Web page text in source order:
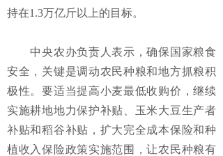
持在1.3万亿斤以上的目标。
中央农办负责人表示，确保国家粮食
安全，关键是调动农民种粮和地方抓粮积
极性。要适当提高小麦最低收购价，继续
实施耕地地力保护补贴、玉米大豆生产者
补贴和稻谷补贴，扩大完全成本保险和种
植收入保险政策实施范围，让农民种粮有